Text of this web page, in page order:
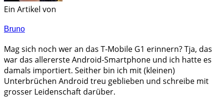
Ein Artikel von
Bruno
Mag sich noch wer an das T-Mobile G1 erinnern? Tja, das
war das allererste Android-Smartphone und ich hatte es
damals importiert. Seither bin ich mit (kleinen)
Unterbrüchen Android treu geblieben und schreibe mit
grosser Leidenschaft darüber.